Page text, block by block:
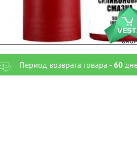
Период возврата товара - 60